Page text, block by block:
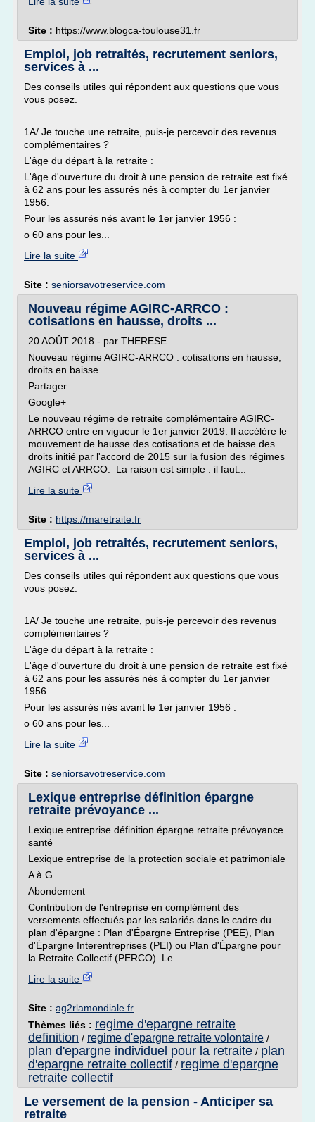
Site : https://www.blogca-toulouse31.fr
Emploi, job retraités, recrutement seniors,
services à ...
Des conseils utiles qui répondent aux questions que vous
vous posez.
1A/ Je touche une retraite, puis-je percevoir des revenus
complémentaires ?
L'âge du départ à la retraite :
L'âge d'ouverture du droit à une pension de retraite est fixé
à 62 ans pour les assurés nés à compter du 1er janvier
1956.
Pour les assurés nés avant le 1er janvier 1956 :
o 60 ans pour les...
Lire la suite
Site : seniorsavotreservice.com
Nouveau régime AGIRC-ARRCO :
cotisations en hausse, droits ...
20 AOÛT 2018 - par THERESE
Nouveau régime AGIRC-ARRCO : cotisations en hausse,
droits en baisse
Partager
Google+
Le nouveau régime de retraite complémentaire AGIRC-
ARRCO entre en vigueur le 1er janvier 2019. Il accélère le
mouvement de hausse des cotisations et de baisse des
droits initié par l'accord de 2015 sur la fusion des régimes
AGIRC et ARRCO. La raison est simple : il faut...
Lire la suite
Site : https://maretraite.fr
Emploi, job retraités, recrutement seniors,
services à ...
Des conseils utiles qui répondent aux questions que vous
vous posez.
1A/ Je touche une retraite, puis-je percevoir des revenus
complémentaires ?
L'âge du départ à la retraite :
L'âge d'ouverture du droit à une pension de retraite est fixé
à 62 ans pour les assurés nés à compter du 1er janvier
1956.
Pour les assurés nés avant le 1er janvier 1956 :
o 60 ans pour les...
Lire la suite
Site : seniorsavotreservice.com
Lexique entreprise définition épargne
retraite prévoyance ...
Lexique entreprise définition épargne retraite prévoyance
santé
Lexique entreprise de la protection sociale et patrimoniale
A à G
Abondement
Contribution de l'entreprise en complément des
versements effectués par les salariés dans le cadre du
plan d'épargne : Plan d'Épargne Entreprise (PEE), Plan
d'Épargne Interentreprises (PEI) ou Plan d'Épargne pour
la Retraite Collectif (PERCO). Le...
Lire la suite
Site : ag2rlamondiale.fr
Thèmes liés : regime d'epargne retraite
definition / regime d'epargne retraite volontaire /
plan d'epargne individuel pour la retraite / plan
d'epargne retraite collectif / regime d'epargne
retraite collectif
Le versement de la pension - Anticiper sa
retraite